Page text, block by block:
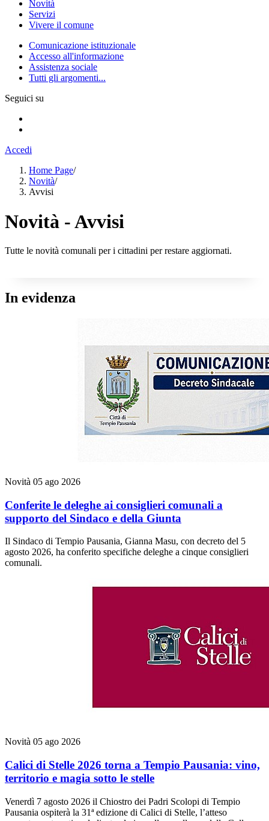
Novità
Servizi
Vivere il comune
Comunicazione istituzionale
Accesso all'informazione
Assistenza sociale
Tutti gli argomenti...
Seguici su
Accedi
Home Page/
Novità/
Avvisi
Novità - Avvisi
Tutte le novità comunali per i cittadini per restare aggiornati.
In evidenza
Novità 05 ago 2026
Conferite le deleghe ai consiglieri comunali a
supporto del Sindaco e della Giunta
Il Sindaco di Tempio Pausania, Gianna Masu, con decreto del 5
agosto 2026, ha conferito specifiche deleghe a cinque consiglieri
comunali.
Novità 05 ago 2026
Calici di Stelle 2026 torna a Tempio Pausania: vino,
territorio e magia sotto le stelle
Venerdì 7 agosto 2026 il Chiostro dei Padri Scolopi di Tempio
Pausania ospiterà la 31ª edizione di Calici di Stelle, l’atteso